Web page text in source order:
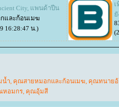
City, แพนด้าปีน
และก้อนเมฆ
16:28:47 น.)
น้ำ, คุณสายหมอกและก้อนเมฆ, คุณทนาย
หอมกร, คุณอุ้มสี